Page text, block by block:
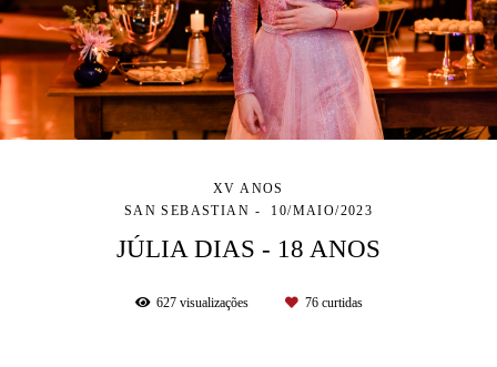
XV ANOS
SAN SEBASTIAN
10/MAIO/2023
JÚLIA DIAS - 18 ANOS
627visualizações 76curtidas